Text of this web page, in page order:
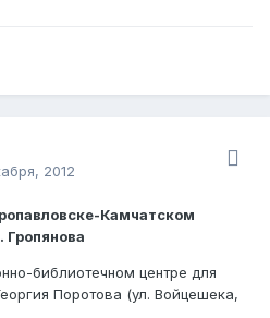
2012
Камчатском
Гропянова
библиотечном центре для
Поротова (ул. Войцешека,